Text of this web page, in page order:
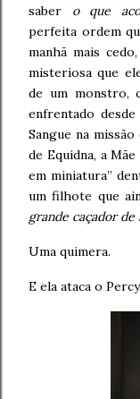
saber o que
perfeita ordem
manhã mais
misteriosa que
de um monstro,
enfrentado
Sangue na
de Equidna, a
em miniatura”
um filhote que
grande caçador de
Uma quimera.
E ela ataca o Percy.